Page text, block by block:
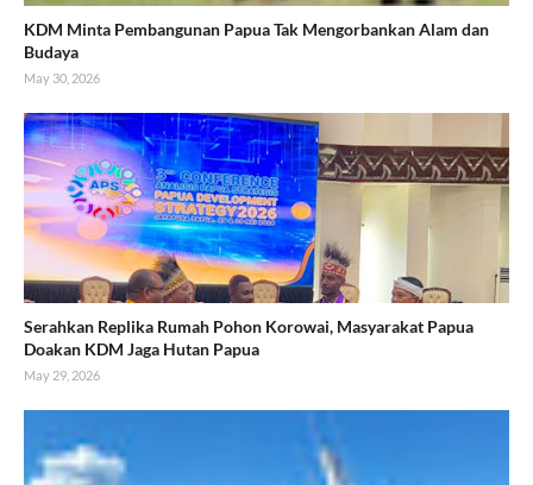
KDM Minta Pembangunan Papua Tak Mengorbankan Alam dan
Budaya
May 30, 2026
Serahkan Replika Rumah Pohon Korowai, Masyarakat Papua
Doakan KDM Jaga Hutan Papua
May 29, 2026